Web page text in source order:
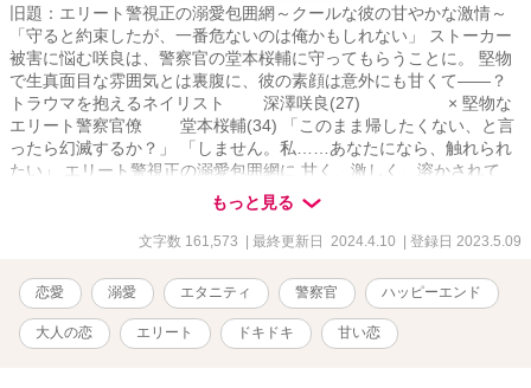
旧題：エリート警視正の溺愛包囲網～クールな彼の甘やかな激情～
「守ると約束したが、一番危ないのは俺かもしれない」 ストーカー
被害に悩む咲良は、警察官の堂本桜輔に守ってもらうことに。 堅物
で生真面目な雰囲気とは裏腹に、彼の素顔は意外にも甘くて――？
トラウマを抱えるネイリスト 深澤咲良(27) × 堅物な
エリート警察官僚 堂本桜輔(34) 「このまま帰したくない、と言
ったら幻滅するか？」 「しません。私……あなたになら、触れられ
たい」 エリート警視正の溺愛包囲網に 甘く、激しく、溶かされて
――。 アルファポリス 2023/5/10～2023/6/5 ※別名義・旧題でベ
リーズカフェでも公開していました。 書籍化に伴い、そちらは非
公開にしています。
もっと見る
文字数 161,573 | 最終更新日 2024.4.10 | 登録日 2023.5.09
恋愛 溺愛 エタニティ 警察官 ハッピーエンド
大人の恋 エリート ドキドキ 甘い恋